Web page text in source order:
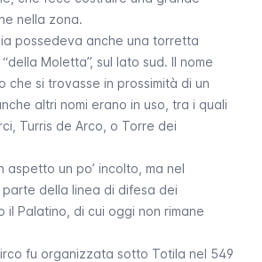
nella zona.
possedeva anche una torretta
della Moletta”, sul lato sud. Il nome
che si trovasse in prossimità di un
altri nomi erano in uso, tra i quali
Turris de Arco, o Torre dei
aspetto un po’ incolto, ma nel
della linea di difesa dei
il Palatino, di cui oggi non rimane
fu organizzata sotto Totila nel 549